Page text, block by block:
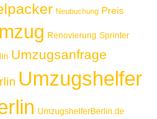
Neubuchung Preis
Renovierung Sprinter
Umzugsanfrage
Umzugshelfer
UmzugshelferBerlin.de